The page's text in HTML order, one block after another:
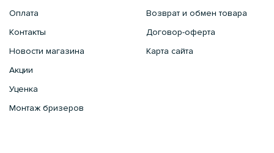
Оплата
Контакты
Новости магазина
Акции
Уценка
Монтаж бризеров
Возврат и обмен товара
Договор-оферта
Карта сайта